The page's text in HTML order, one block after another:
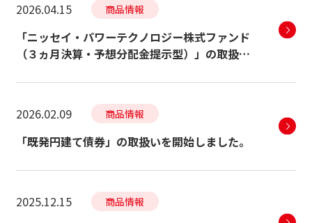
2026.04.15 商品情報
「ニッセイ・パワーテクノロジー株式ファンド
（３ヵ月決算・予想分配金提示型）」の取扱い
2026.02.09 商品情報
「既発円建て債券」の取扱いを開始しました。
2025.12.15 商品情報